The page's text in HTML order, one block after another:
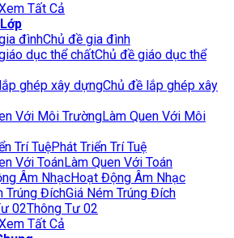
Tất Cả
Chủ đề gia đình
Chủ đề giáo dục thể
Chủ đề lắp ghép xây
Làm Quen Với Môi
Phát Triển Trí Tuệ
Làm Quen Với Toán
Hoạt Động Âm Nhạc
Giá Ném Trúng Đích
Thông Tư 02
Tất Cả